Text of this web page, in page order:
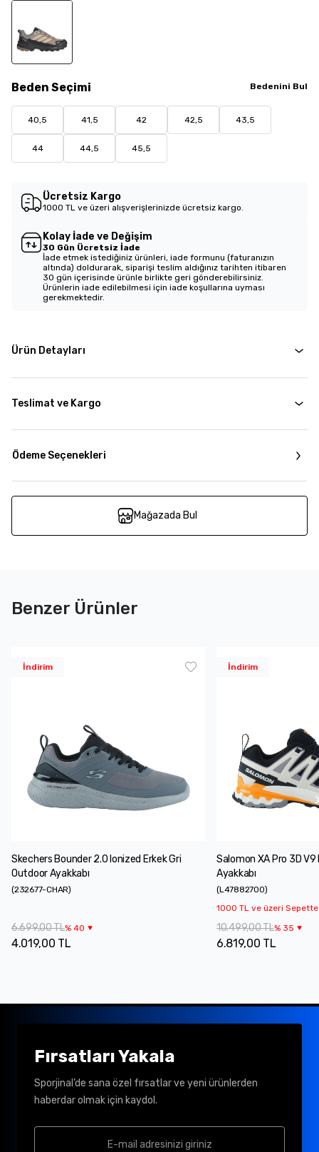
Beden Seçimi Bedenini Bul
40,5 41,5 42 42,5 43,5
44 44,5 45,5
Ücretsiz Kargo
1000 TL ve üzeri alışverişlerinizde ücretsiz kargo.
Kolay İade ve Değişim
30 Gün Ücretsiz İade
İade etmek istediğiniz ürünleri, iade formunu (faturanızın
altında) doldurarak, siparişi teslim aldığınız tarihten itibaren
30 gün içerisinde ürünle birlikte geri gönderebilirsiniz.
Ürünlerin iade edilebilmesi için iade koşullarına uyması
gerekmektedir.
Ürün Detayları
Teslimat ve Kargo
Ödeme Seçenekleri
Mağazada Bul
Benzer Ürünler
İndirim
Skechers Bounder 2.0 Ionized Erkek Gri
Outdoor Ayakkabı
(232677-CHAR)
6.699,00 TL% 40
4.019,00 TL
İndirim
Salomon XA Pro 3D
Ayakkabı
(L47882700)
1000 TL ve üzeri
10.499,00 TL% 35
6.819,00 TL
Fırsatları Yakala
Sporjinal’de sana özel fırsatlar ve yeni ürünlerden
haberdar olmak için kaydol.